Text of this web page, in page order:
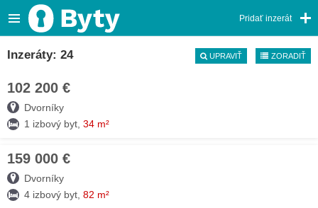
Pridať inzerát
Inzeráty: 24 UPRAVIŤ ZORADIŤ
102 200 €
Dvorníky
1 izbový byt, 34 m²
159 000 €
Dvorníky
4 izbový byt, 82 m²